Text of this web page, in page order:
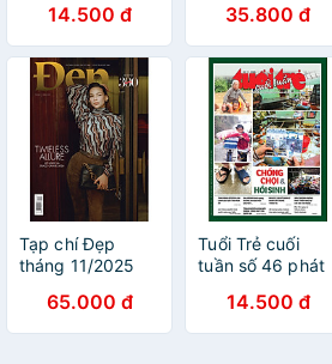
12-2025
14.500 đ
2025)_ Kiểm soát
chi phí khi xây
nhà
35.800 đ
Tạp chí Đẹp
tháng 11/2025
Ngọc Hà
65.000 đ
Tuổi Trẻ cuối
tuần số 46 phát
11-2025
14.500 đ